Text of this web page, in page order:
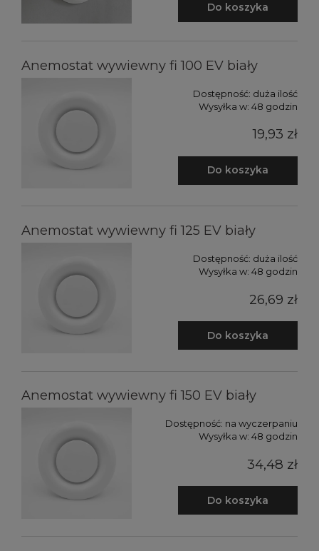
Do koszyka
Anemostat wywiewny fi 100 EV biały
Dostępność: duża ilość
Wysyłka w: 48 godzin
19,93 zł
Do koszyka
Anemostat wywiewny fi 125 EV biały
Dostępność: duża ilość
Wysyłka w: 48 godzin
26,69 zł
Do koszyka
Anemostat wywiewny fi 150 EV biały
Dostępność: na wyczerpaniu
Wysyłka w: 48 godzin
34,48 zł
Do koszyka